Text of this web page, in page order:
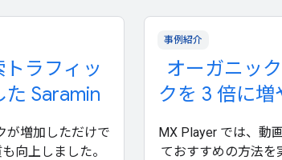
ラフィッ
Saramin
が増加しただけで
向上しました。
事例紹介
オーガニッ
クを 3 倍に
MX Player では、動
ておすすめの方法を